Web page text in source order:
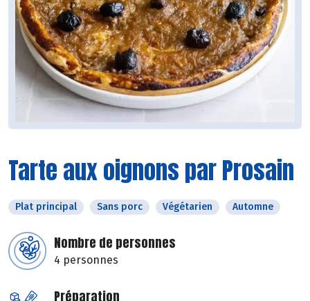
Tarte aux oignons par Prosain
Plat principal Sans porc Végétarien Automne
Nombre de personnes
4 personnes
Préparation